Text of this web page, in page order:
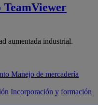
TeamViewer
aumentada industrial.
Manejo de mercadería
Incorporación y formación